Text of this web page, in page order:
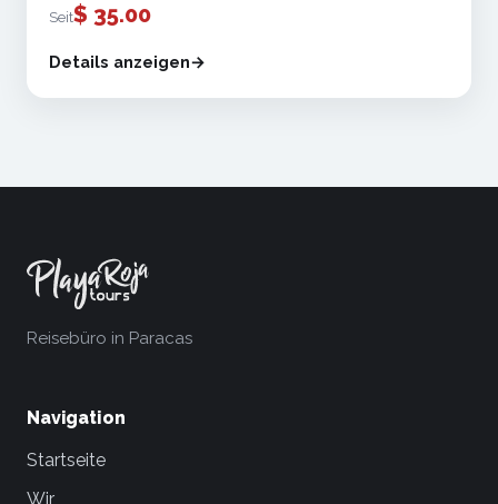
Seit$ 35.00
Details anzeigen
Reisebüro in Paracas
Navigation
Startseite
Wir